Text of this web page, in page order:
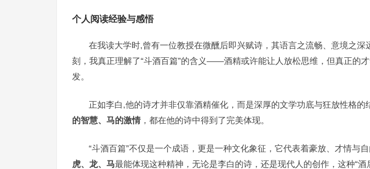
个人阅读经验与感悟
在我读大学时,曾有一位教授在微醺后即兴赋诗，其语言之流畅、意境之深
刻，我真正理解了“斗酒百篇”的含义——酒精或许能让人放松思维，但真正的
发。
正如李白,他的诗才并非仅靠酒精催化，而是深厚的文学功底与狂放性格的
的智慧、马的激情 ，都在他的诗中得到了完美体现。
“斗酒百篇”不仅是一个成语，更是一种文化象征，它代表着豪放、才情与
虎、龙、马最能体现这种精神，无论是李白的诗，还是现代人的创作，这种“酒